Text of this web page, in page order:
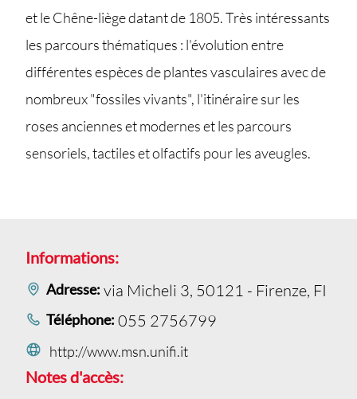
et le Chêne-liège datant de 1805. Très intéressants
les parcours thématiques : l'évolution entre
différentes espèces de plantes vasculaires avec de
nombreux "fossiles vivants", l'itinéraire sur les
roses anciennes et modernes et les parcours
sensoriels, tactiles et olfactifs pour les aveugles.
Informations:
Adresse: via Micheli 3, 50121 - Firenze, FI
Téléphone: 055 2756799
http://www.msn.unifi.it
Notes d'accès: